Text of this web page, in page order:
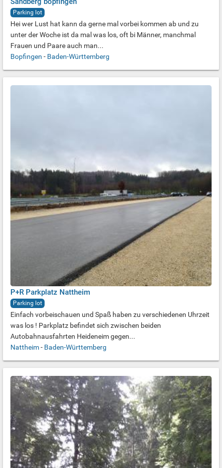
Parking lot
Hei wer Lust hat kann da gerne mal vorbei kommen ab und zu
unter der Woche ist da mal was los, oft bi Männer, manchmal
Frauen und Paare auch man...
Bopfingen - Baden-Württemberg
P+R Parkplatz Nattheim
Parking lot
Einfach vorbeischauen und Spaß haben zu verschiedenen Uhrzeit
was los ! Parkplatz befindet sich zwischen beiden
Autobahnausfahrten Heideneim gegen...
Nattheim- Baden-Württemberg